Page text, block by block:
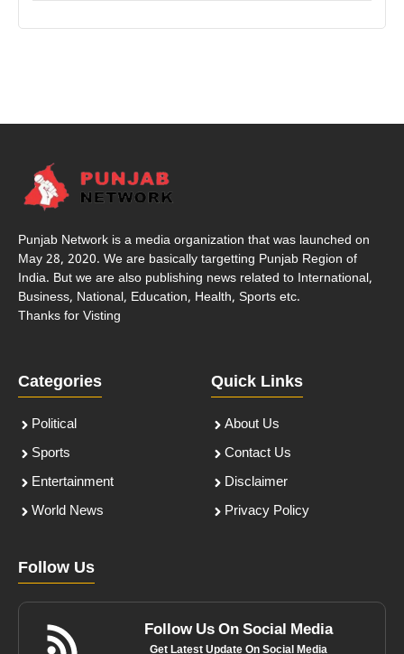
Punjab Network is a media organization that was launched on
May 28, 2020. We are basically targetting Punjab Region of
India. But we are also publishing news related to International,
Business, National, Education, Health, Sports etc.
Thanks for Visting
Categories
Political
Sports
Entertainment
World News
Quick Links
About Us
Contact Us
Disclaimer
Privacy Policy
Follow Us
Follow Us On Social Media
Get Latest Update On Social Media